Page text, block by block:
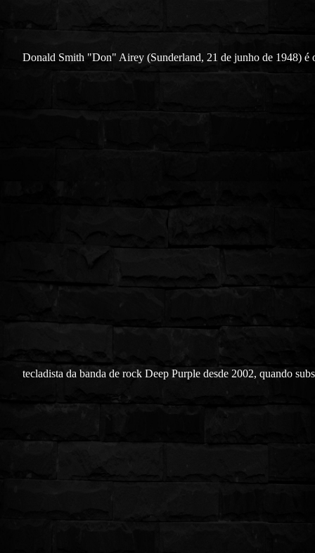
Donald Smith "Don" Airey (Sunderland, 21 de junho de 1948) é
tecladista da banda de rock Deep Purple desde 2002, quando